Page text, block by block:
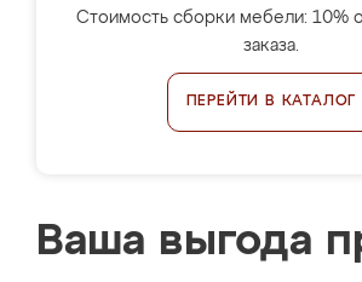
Стоимость сборки мебели: 10%
заказа.
ПЕРЕЙТИ В КАТАЛОГ
Ваша выгода